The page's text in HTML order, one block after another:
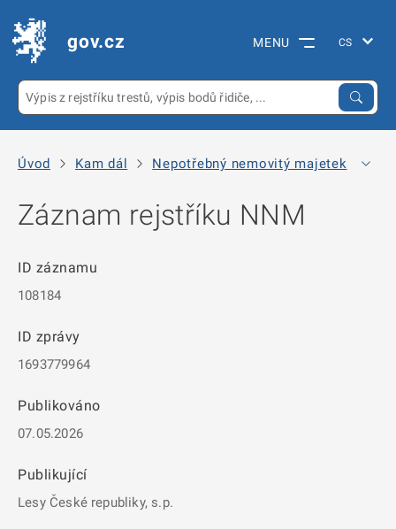
gov.cz MENU
Úvod Kam dál Nepotřebný nemovitý majetek
Záznam rejstříku NNM
ID záznamu
108184
ID zprávy
1693779964
Publikováno
07.05.2026
Publikující
Lesy České republiky, s.p.